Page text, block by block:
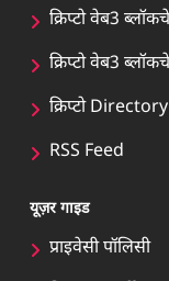
क्रिप्टो वेब3
क्रिप्टो वेब3
क्रिप्टो Directory
RSS Feed
यूज़र गाइड
प्राइवेसी पॉलिसी